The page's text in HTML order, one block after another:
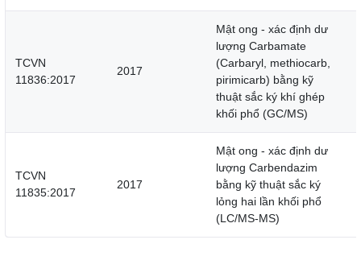
TCVN
11836:2017
2017
Mật ong - xác định dư
lượng Carbamate
(Carbaryl, methiocarb,
pirimicarb) bằng kỹ
thuật sắc ký khí ghép
khối phổ (GC/MS)
TCVN
11835:2017
2017
Mật ong - xác định dư
lượng Carbendazim
bằng kỹ thuật sắc ký
lỏng hai lần khối phổ
(LC/MS-MS)